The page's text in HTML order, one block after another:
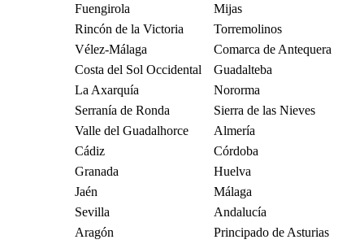
Fuengirola
Mijas
Rincón de la Victoria
Torremolinos
Vélez-Málaga
Comarca de Antequera
Costa del Sol Occidental
Guadalteba
La Axarquía
Nororma
Serranía de Ronda
Sierra de las Nieves
Valle del Guadalhorce
Almería
Cádiz
Córdoba
Granada
Huelva
Jaén
Málaga
Sevilla
Andalucía
Aragón
Principado de Asturias